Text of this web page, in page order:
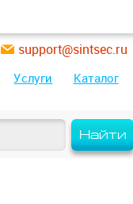
Найти
Услуги Каталог
support@sintsec.ru